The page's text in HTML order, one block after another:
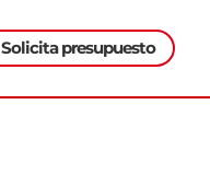
Solicita presupuesto